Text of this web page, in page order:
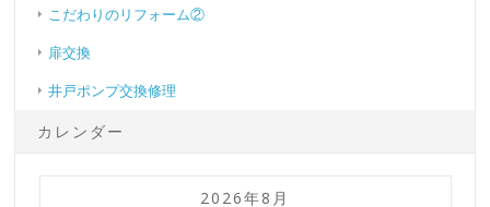
こだわりのリフォーム②
扉交換
井戸ポンプ交換修理
カレンダー
2026年8月